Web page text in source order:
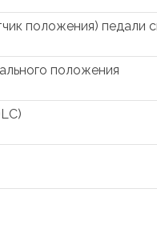
положения) педали
положения